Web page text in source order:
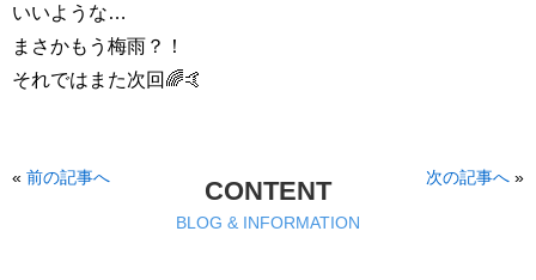
いいような…
まさかもう梅雨？！
それではまた次回🌈🤙
« 前の記事へ 次の記事へ »
CONTENT
BLOG & INFORMATION